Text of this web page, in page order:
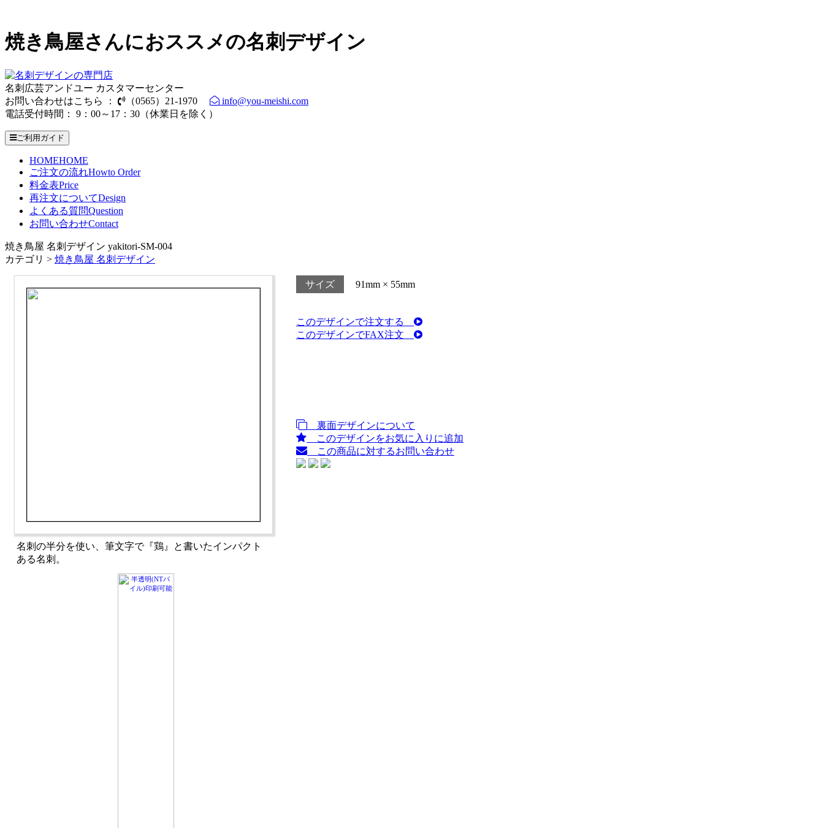
焼き鳥屋さんにおススメの名刺デザイン
名刺広芸アンドユー カスタマーセンター
お問い合わせはこちら ：
（0565）21-1970
info@you-meishi.com
電話受付時間： 9：00～17：30（休業日を除く）
ご利用ガイド
HOMEHOME
ご注文の流れHowto Order
料金表Price
再注文についてDesign
よくある質問Question
お問い合わせContact
焼き鳥屋 名刺デザイン yakitori-SM-004
カテゴリ > 焼き鳥屋 名刺デザイン
名刺の半分を使い、筆文字で『鶏』と書いたインパクト
ある名刺。
サイズ 91mm × 55mm
このデザインで注文する
このデザインでFAX注文
裏面デザインについて
このデザインをお気に入りに追加
この商品に対するお問い合わせ